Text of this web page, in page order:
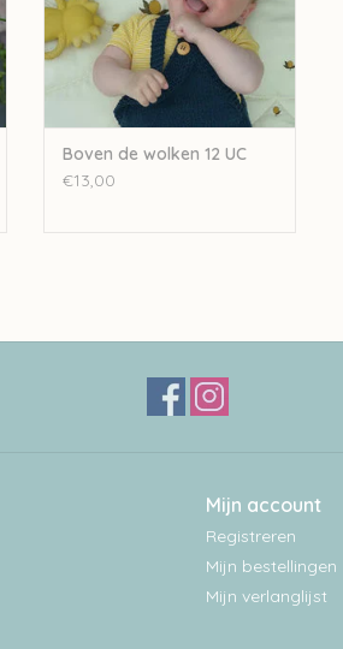
Boven de wolken 12 UC
€13,00
Mijn account
Registreren
Mijn bestellingen
Mijn verlanglijst